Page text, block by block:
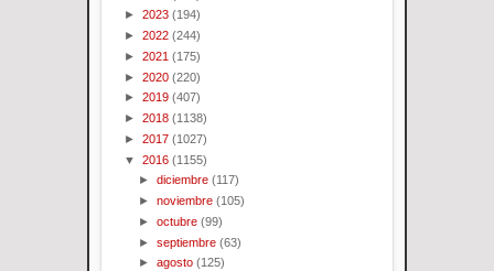
► 2023 (194)
► 2022 (244)
► 2021 (175)
► 2020 (220)
► 2019 (407)
► 2018 (1138)
► 2017 (1027)
▼ 2016 (1155)
►diciembre (117)
►noviembre (105)
►octubre (99)
►septiembre (63)
►agosto (125)